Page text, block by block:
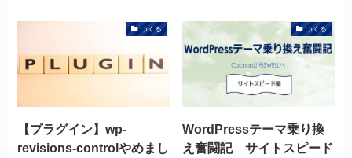
つくる
【プラグイン】wp-
revisions-controlやめまし
つくる
WordPressテーマ乗り換
え奮闘記 サイトスピード